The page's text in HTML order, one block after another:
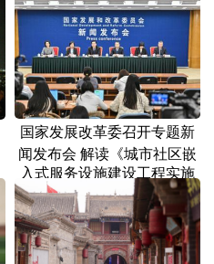
国家发展改革委召开专题新
闻发布会 解读《城市社区嵌
入式服务设施建设工程实施
方案》